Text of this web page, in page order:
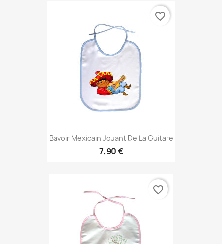
Bavoir Mexicain Jouant De La Guitare
7,90 €
favorite_border
favorite_border